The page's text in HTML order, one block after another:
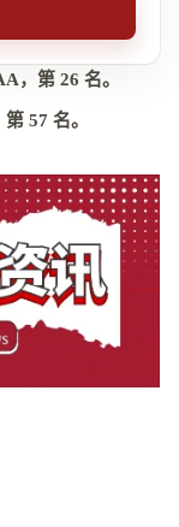
，第 26 名。
57 名。